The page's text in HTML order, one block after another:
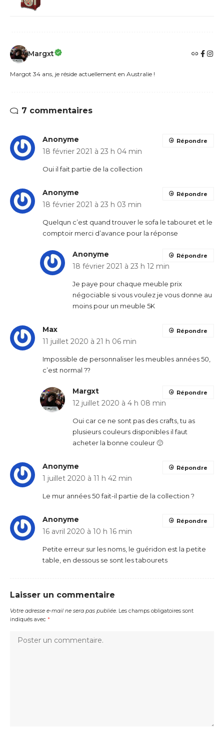
Margxt
Margot 34 ans, je réside actuellement en Australie !
7 commentaires
Anonyme
18 février 2021 à 23 h 04 min
Oui il fait partie de la collection
Répondre
Anonyme
18 février 2021 à 23 h 03 min
Quelqun c’est quand trouver le sofa le tabouret et le
comptoir merci d’avance pour la réponse
Répondre
Anonyme
18 février 2021 à 23 h 12 min
Je paye pour chaque meuble prix
négociable si vous voulez je vous donne au
moins pour un meuble 5K
Répondre
Max
11 juillet 2020 à 21 h 06 min
Impossible de personnaliser les meubles années 50,
c’est normal ??
Répondre
Margxt
12 juillet 2020 à 4 h 08 min
Oui car ce ne sont pas des crafts, tu as
plusieurs couleurs disponibles il faut
acheter la bonne couleur 🙂
Répondre
Anonyme
1 juillet 2020 à 11 h 42 min
Le mur années 50 fait-il partie de la collection ?
Répondre
Anonyme
16 avril 2020 à 10 h 16 min
Petite erreur sur les noms, le guéridon est la petite
table, en dessous se sont les tabourets
Répondre
Laisser un commentaire
Votre adresse e-mail ne sera pas publiée. Les champs obligatoires sont
indiqués avec *